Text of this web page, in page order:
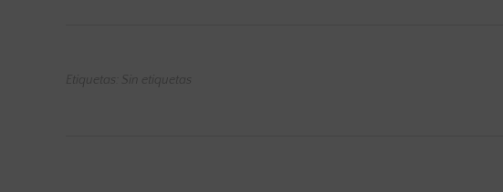
Etiquetas: Sin etiquetas